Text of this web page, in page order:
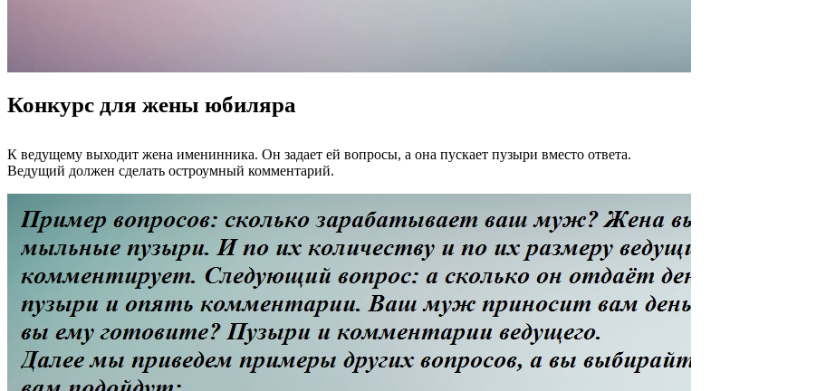
Конкурс для жены юбиляра
К ведущему выходит жена именинника. Он задает ей вопросы, а она пускает пузыри вместо ответа.
Ведущий должен сделать остроумный комментарий.